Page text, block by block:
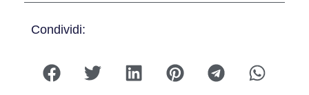
Condividi: